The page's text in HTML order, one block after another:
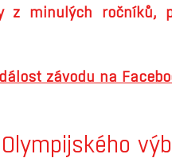
z minulých
závodu na